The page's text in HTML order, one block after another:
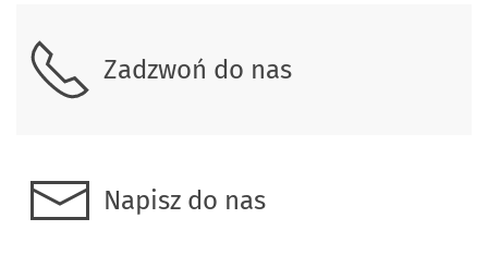
Zadzwoń do nas
Napisz do nas